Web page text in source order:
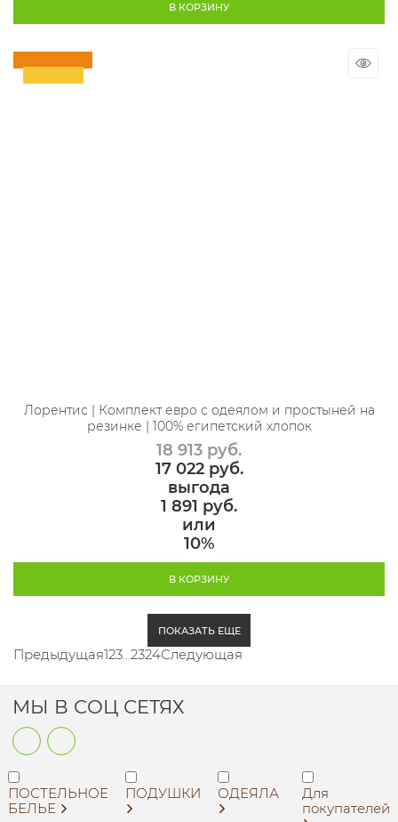
В КОРЗИНУ
Лорентис | Комплект евро с одеялом и простыней на
резинке | 100% египетский хлопок
18 913 руб.
17 022 руб.
выгода
1 891 руб.
или
10%
В КОРЗИНУ
ПОКАЗАТЬ ЕЩЕ
Предыдущая123...2324Следующая
МЫ В СОЦ СЕТЯХ
ПОСТЕЛЬНОЕ
БЕЛЬЕ
ПОДУШКИ ОДЕЯЛА
Для
покупателей